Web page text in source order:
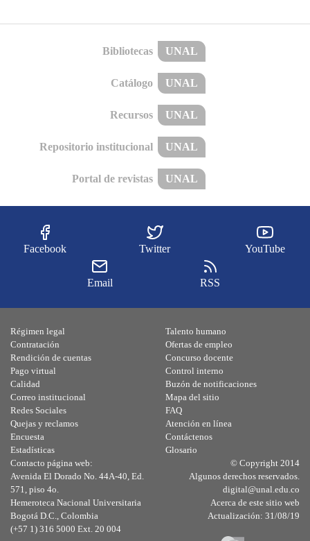
Bibliotecas UNAL
Catálogo UNAL
Recursos UNAL
Repositorio institucional UNAL
Portal de revistas UNAL
Facebook Twitter YouTube
Email RSS
Régimen legal
Contratación
Rendición de cuentas
Pago virtual
Calidad
Talento humano
Ofertas de empleo
Concurso docente
Control interno
Buzón de notificaciones
Correo institucional
Redes Sociales
Quejas y reclamos
Encuesta
Estadísticas
Mapa del sitio
FAQ
Atención en línea
Contáctenos
Glosario
Contacto página web:
Avenida El Dorado No. 44A-40, Ed.
571, piso 4o.
Hemeroteca Nacional Universitaria
Bogotá D.C., Colombia
(+57 1) 316 5000 Ext. 20 004
© Copyright 2014
Algunos derechos reservados.
digital@unal.edu.co
Acerca de este sitio web
Actualización: 31/08/19